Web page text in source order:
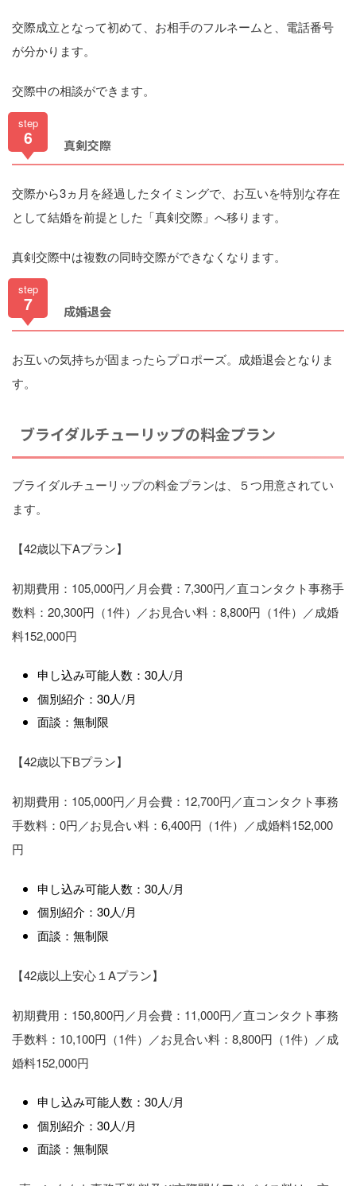
交際成立となって初めて、お相手のフルネームと、電話番号
が分かります。
交際中の相談ができます。
step
6 真剣交際
交際から3ヵ月を経過したタイミングで、お互いを特別な存在
として結婚を前提とした「真剣交際」へ移ります。
真剣交際中は複数の同時交際ができなくなります。
step
7 成婚退会
お互いの気持ちが固まったらプロポーズ。成婚退会となりま
す。
ブライダルチューリップの料金プラン
ブライダルチューリップの料金プランは、５つ用意されてい
ます。
【42歳以下Aプラン】
初期費用：105,000円／月会費：7,300円／直コンタクト事務手
数料：20,300円（1件）／お見合い料：8,800円（1件）／成婚
料152,000円
申し込み可能人数：30人/月
個別紹介：30人/月
面談：無制限
【42歳以下Bプラン】
初期費用：105,000円／月会費：12,700円／直コンタクト事務
手数料：0円／お見合い料：6,400円（1件）／成婚料152,000
円
申し込み可能人数：30人/月
個別紹介：30人/月
面談：無制限
【42歳以上安心１Aプラン】
初期費用：150,800円／月会費：11,000円／直コンタクト事務
手数料：10,100円（1件）／お見合い料：8,800円（1件）／成
婚料152,000円
申し込み可能人数：30人/月
個別紹介：30人/月
面談：無制限